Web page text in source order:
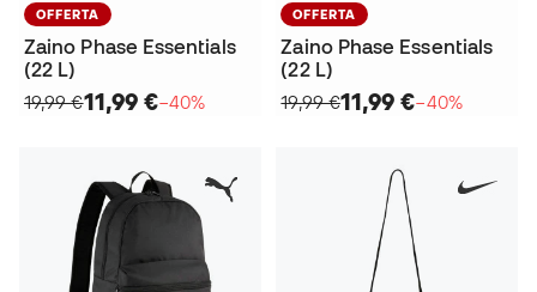
OFFERTA
Zaino Phase Essentials
(22 L)
19,99 €11,99 €−40%
OFFERTA
Zaino Phase Essentials
(22 L)
19,99 €11,99 €−40%